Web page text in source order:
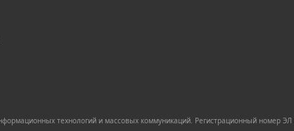
технологий и массовых коммуникаций. Регистрационный номер